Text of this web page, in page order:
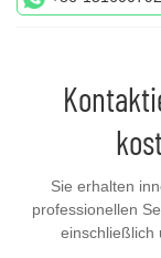
Sie erhalten
professionellen
einschließlich